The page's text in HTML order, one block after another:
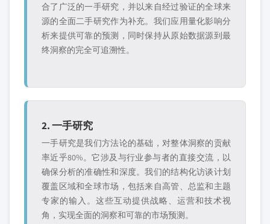
合了广泛的一手研究，并以来自经过验证的全球来
源的全面二手研究作为补充。我们应用量化影响分
析来提供可靠的预测，同时保持从原始数据源到最
终洞察的完全可追溯性。
2. 一手研究
一手研究是我们方法论的基础，对整体洞察的贡献
率近乎80%。它涉及与行业参与者的直接交流，以
确保分析的准确性和深度。我们的结构化访谈计划
覆盖区域和全球市场，包括来自高管、总监和主题
专家的输入。这些互动提供战略、运营和技术视
角，实现全面的洞察和可靠的市场预测。